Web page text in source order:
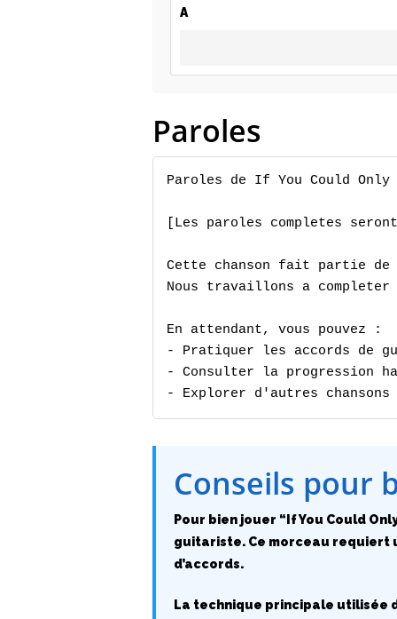
A
Paroles
Paroles de If You Could Only
[Les paroles completes
Cette chanson fait partie
Nous travaillons a
En attendant, vous pouvez :
- Pratiquer les accords de
- Consulter la progression
- Explorer d'autres chansons
Conseils pour
Pour bien jouer “If You Could
guitariste. Ce morceau requiert
d’accords.
La technique principale utilisée